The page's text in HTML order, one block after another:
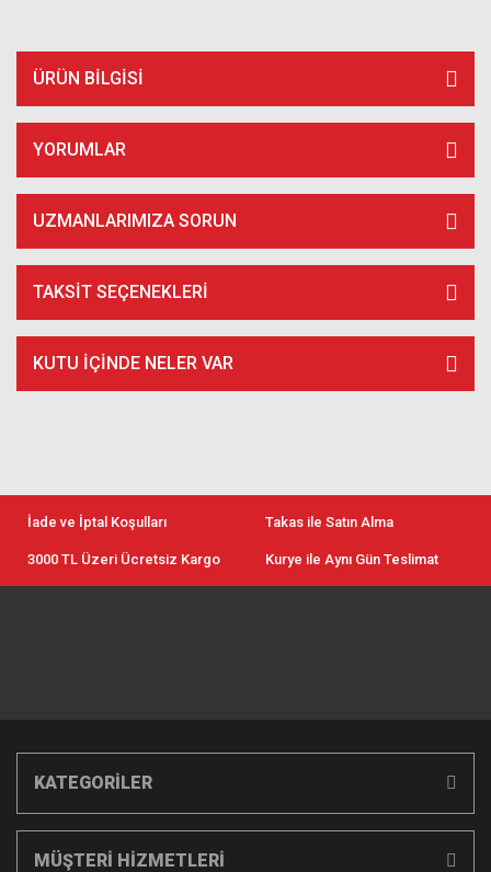
ÜRÜN BILGISI
YORUMLAR
UZMANLARIMIZA SORUN
TAKSIT SEÇENEKLERI
KUTU İÇİNDE NELER VAR
İade ve İptal Koşulları Takas ile Satın Alma
3000 TL Üzeri Ücretsiz Kargo Kurye ile Aynı Gün Teslimat
KATEGORİLER
MÜŞTERİ HİZMETLERİ